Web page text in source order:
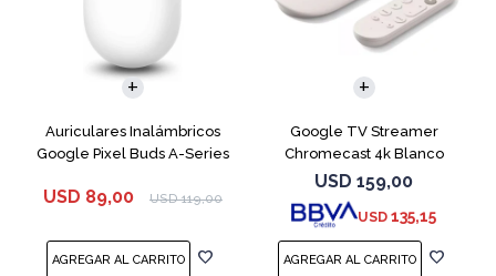
Auriculares Inalámbricos
Google Pixel Buds A-Series
USD 89,00 USD 119,00
Google TV Streamer
Chromecast 4k Blanco
USD 159,00
USD 135,15